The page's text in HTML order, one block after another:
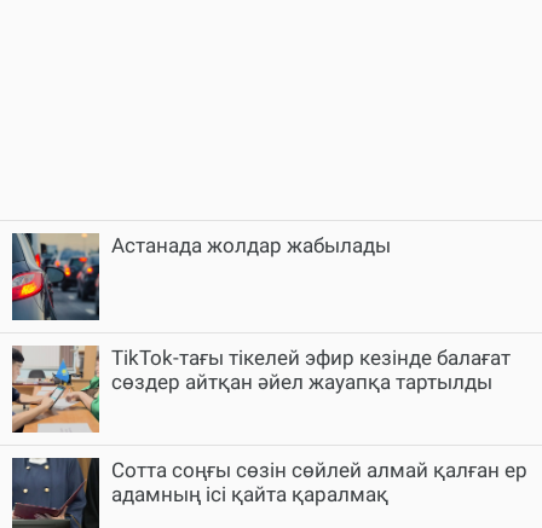
Астанада жолдар жабылады
TikTok-тағы тікелей эфир кезінде балағат
сөздер айтқан әйел жауапқа тартылды
Cотта соңғы сөзін сөйлей алмай қалған ер
адамның ісі қайта қаралмақ